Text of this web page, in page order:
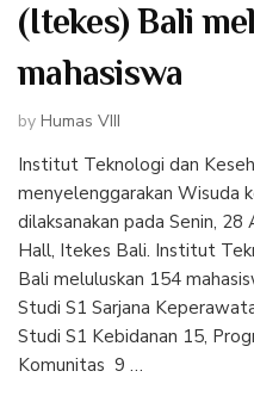
(Itekes) Bali
mahasiswa
by Humas VIII
Institut Teknologi dan
menyelenggarakan Wisuda
dilaksanakan pada Senin,
Hall, Itekes Bali. Institut
Bali meluluskan 154
Studi S1 Sarjana
Studi S1 Kebidanan 15,
Komunitas 9 …